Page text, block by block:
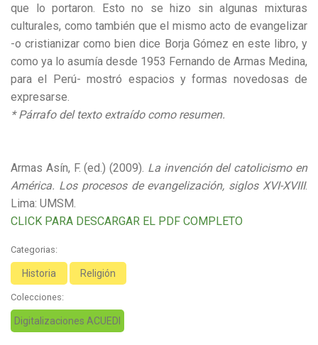
que lo portaron. Esto no se hizo sin algunas mixturas
culturales, como también que el mismo acto de evangelizar
-o cristianizar como bien dice Borja Gómez en este libro, y
como ya lo asumía desde 1953 Fernando de Armas Medina,
para el Perú- mostró espacios y formas novedosas de
expresarse.
* Párrafo del texto extraído como resumen.
Armas Asín, F. (ed.) (2009). La invención del catolicismo en
América. Los procesos de evangelización, siglos XVI-XVIII.
Lima: UMSM.
CLICK PARA DESCARGAR EL PDF COMPLETO
Categorias:
Historia Religión
Colecciones:
Digitalizaciones ACUEDI